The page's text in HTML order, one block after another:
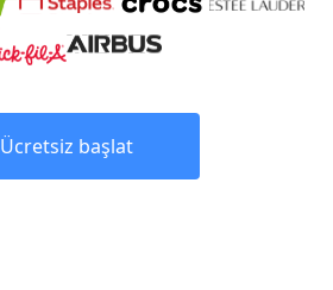
Ücretsiz başlat